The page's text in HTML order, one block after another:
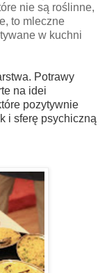
nie są roślinne,
to mleczne
w kuchni
Potrawy
na idei
pozytywnie
i sferę psychiczną